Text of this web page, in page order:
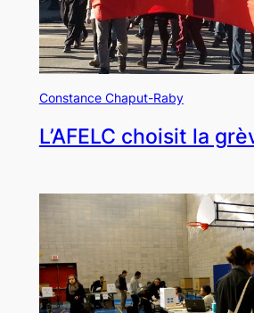
Constance Chaput-Raby
L’AFELC choisit la